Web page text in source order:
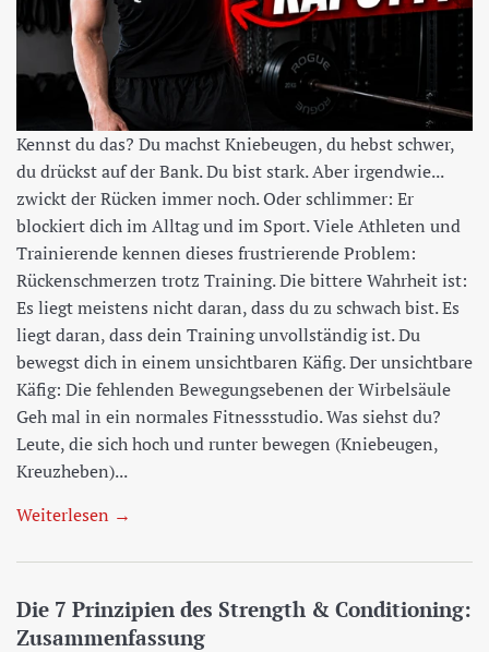
Kennst du das? Du machst Kniebeugen, du hebst schwer,
du drückst auf der Bank. Du bist stark. Aber irgendwie...
zwickt der Rücken immer noch. Oder schlimmer: Er
blockiert dich im Alltag und im Sport. Viele Athleten und
Trainierende kennen dieses frustrierende Problem:
Rückenschmerzen trotz Training. Die bittere Wahrheit ist:
Es liegt meistens nicht daran, dass du zu schwach bist. Es
liegt daran, dass dein Training unvollständig ist. Du
bewegst dich in einem unsichtbaren Käfig. Der unsichtbare
Käfig: Die fehlenden Bewegungsebenen der Wirbelsäule
Geh mal in ein normales Fitnessstudio. Was siehst du?
Leute, die sich hoch und runter bewegen (Kniebeugen,
Kreuzheben)...
Weiterlesen →
Die 7 Prinzipien des Strength & Conditioning:
Zusammenfassung